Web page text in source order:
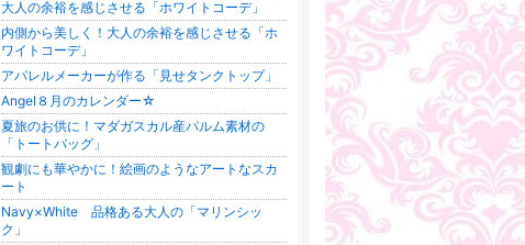
大人の余裕を感じさせる「ホワイトコーデ」
内側から美しく！大人の余裕を感じさせる「ホ
ワイトコーデ」
アパレルメーカーが作る「見せタンクトップ」
Angel８月のカレンダー☆
夏旅のお供に！マダガスカル産パルム素材の
「トートバッグ」
観劇にも華やかに！絵画のようなアートなスカ
ート
Navy×White 品格ある大人の「マリンシッ
ク」